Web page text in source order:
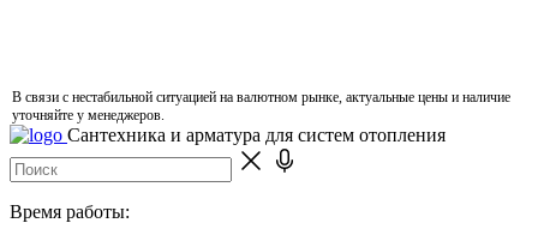
В связи с нестабильной ситуацией на валютном рынке, актуальные цены и наличие
уточняйте у менеджеров.
Сантехника и арматура для систем отопления
Время работы: